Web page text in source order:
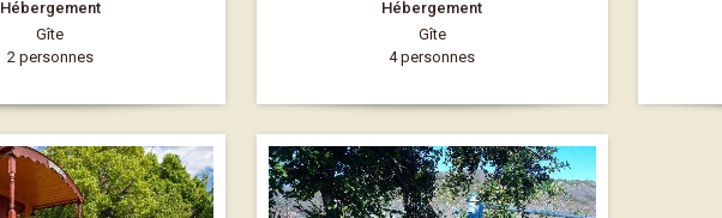
Hébergement
Gîte
2 personnes
Hébergement
Gîte
4 personnes